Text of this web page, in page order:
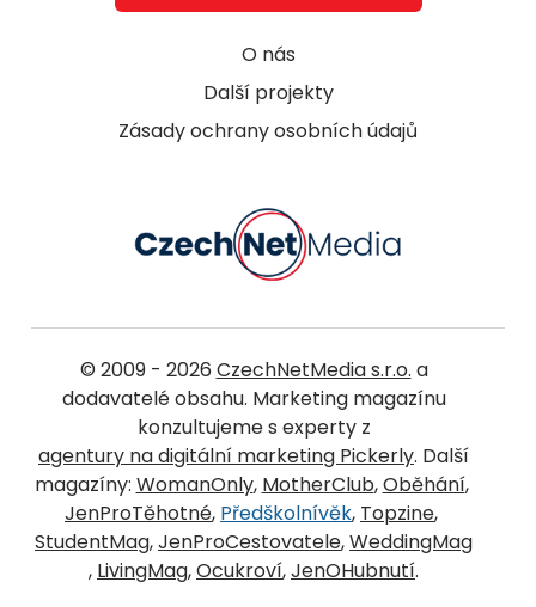
O nás
Další projekty
Zásady ochrany osobních údajů
© 2009 - 2026 CzechNetMedia s.r.o. a
dodavatelé obsahu. Marketing magazínu
konzultujeme s experty z
agentury na digitální marketing Pickerly. Další
magazíny: WomanOnly, MotherClub,Oběhání,
JenProTěhotné, Předškolnívěk, Topzine,
StudentMag,JenProCestovatele,WeddingMag
, LivingMag,Ocukroví,JenOHubnutí.